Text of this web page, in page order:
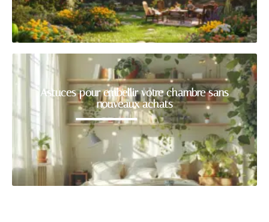
Astuces pour embellir votre chambre sans
nouveaux achats